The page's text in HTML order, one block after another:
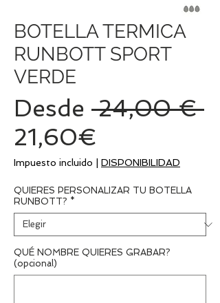
BOTELLA TERMICA
RUNBOTT SPORT
VERDE
Desde 24,00 €
21,60€
de
oferta
Impuesto incluido DISPONIBILIDAD
QUIERES PERSONALIZAR TU BOTELLA
RUNBOTT? *
QUÉ NOMBRE QUIERES GRABAR?
(opcional)